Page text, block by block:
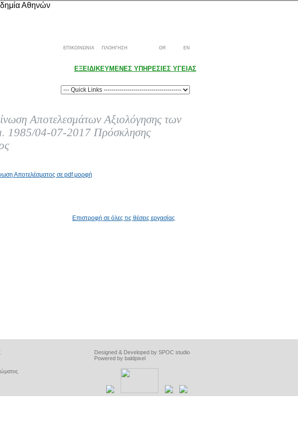
ΕΠΙΚΟΙΝΩΝΙΑ ΠΛΟΗΓΗΣΗ GR EN
ΕΞΕΙΔΙΚΕΥΜΕΝΕΣ ΥΠΗΡΕΣΙΕΣ ΥΓΕΙΑΣ
Αποτελεσμάτων Αξιολόγησης των
1985/04-07-2017 Πρόσκλησης
Αποτελέσματος σε pdf μορφή
Επιστροφή σε όλες τις θέσεις εργασίας
Designed & Developed by SPOC studio
Powered by baldpixel